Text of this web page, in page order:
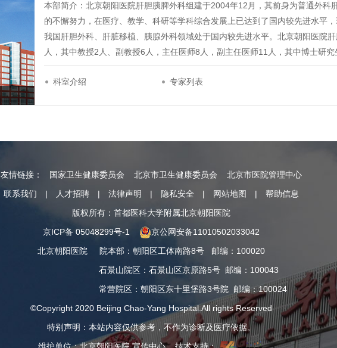
本部简介：北京朝阳医院肝胆胰脾外科组建于2004年12月，其前身为普通外科
的不懈努力，在医疗、教学、科研等学科综合发展上已达到了国内较先进水平
我国肝胆外科、肝脏移植、胰腺外科领域处于国内较先进水平。北京朝阳医院
人，其中教授2人、副教授6人，主任医师8人，副主任医师11人，其中博士研
科室介绍 专家列表
友情链接： 国家卫生健康委员会 北京市卫生健康委员会
北京市医院管理中心
联系我们
| 人才招聘 | 法律声明 | 隐私安全 | 网站地图 |
帮助信息
版权所有：首都医科大学附属北京朝阳医院
京ICP备 05048299号-1
京公网安备11010502033042
北京朝阳医院
院本部 ： 朝阳区工体南路8号 邮编：100020
石景山院区 ： 石景山区京原路5号 邮编：100043
常营院区 ： 朝阳区东十里堡路3号院 邮编：100024
©Copyright 2020 Beijing Chao-Yang Hospital.All rights Reserved
特别声明：本站内容仅供参考，不作为诊断及医疗依据。